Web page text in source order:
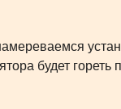
будет